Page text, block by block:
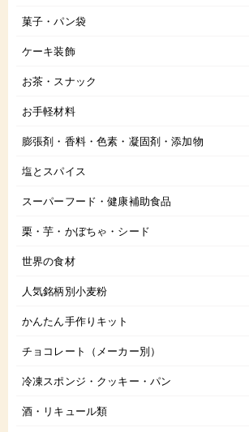
菓子・パン袋
ケーキ装飾
お茶・スナック
お手軽材料
膨張剤・香料・色素・凝固剤・添加物
塩とスパイス
スーパーフード・健康補助食品
栗・芋・かぼちゃ・シード
世界の食材
人気銘柄別小麦粉
かんたん手作りキット
チョコレート（メーカー別）
冷凍スポンジ・クッキー・パン
酒・リキュール類